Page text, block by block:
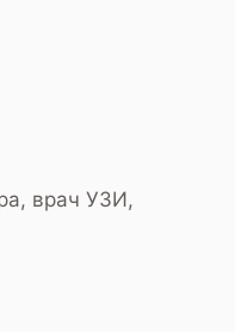
врач УЗИ,